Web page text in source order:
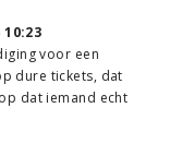
10:23
voor een
dure tickets, dat
dat iemand echt